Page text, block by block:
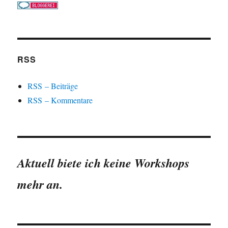
RSS
RSS – Beiträge
RSS – Kommentare
Aktuell biete ich keine Workshops
mehr an.